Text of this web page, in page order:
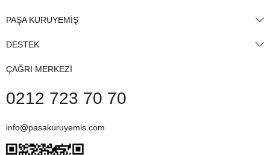
PAŞA KURUYEMİŞ
DESTEK
ÇAĞRI MERKEZİ
0212 723 70 70
info@pasakuruyemis.com